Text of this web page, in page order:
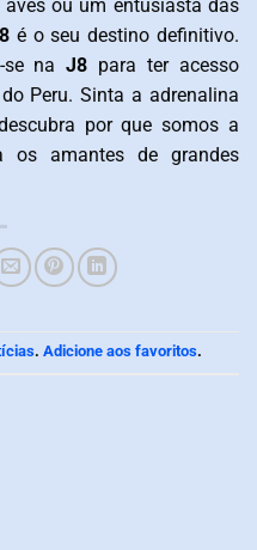
ou um entusiasta das
é o seu destino definitivo.
se naJ8 para ter acesso
Peru. Sinta a adrenalina
por que somos a
os amantes de grandes
. Adicione aos favoritos.